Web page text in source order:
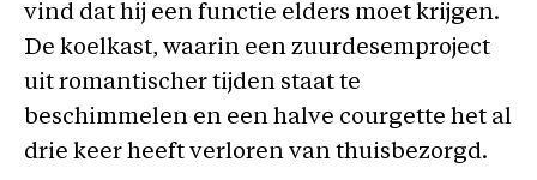
vind dat hij een functie elders moet krijgen.
De koelkast, waarin een zuurdesemproject
uit romantischer tijden staat te
beschimmelen en een halve courgette het al
drie keer heeft verloren van thuisbezorgd.